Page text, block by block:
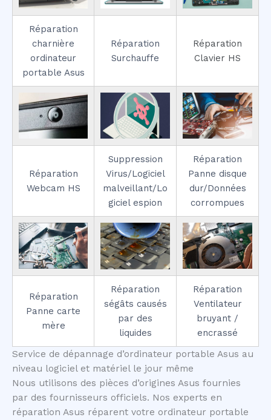
Réparation
charnière
ordinateur
portable Asus
Réparation
Surchauffe
Réparation
Clavier HS
Réparation
Webcam HS
Suppression
Virus/Logiciel
malveillant/Lo
giciel espion
Réparation
Panne disque
dur/Données
corrompues
Réparation
Panne carte
mère
Réparation
ségâts causés
par des
liquides
Réparation
Ventilateur
bruyant /
encrassé
Service de dépannage d’ordinateur portable Asus au
niveau logiciel et matériel le jour même
Nous utilisons des pièces d’origines Asus fournies
par des fournisseurs officiels. Nos experts en
réparation Asus réparent votre ordinateur portable